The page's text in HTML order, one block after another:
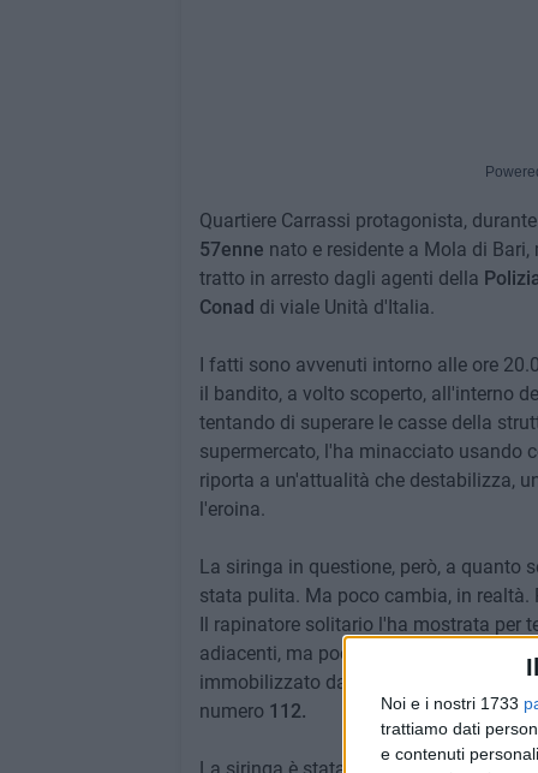
Noi e i nostri 1733
trattiamo dati
e contenuti
Quartiere Carrassi protagonista,
57enne nato e residente a Mola di
tratto in arresto dagli agenti della
Conad di viale Unità d'Italia.
I fatti sono avvenuti intorno alle ore
il bandito, a volto scoperto, all'interno
tentando di superare le casse della
supermercato, l'ha minacciato usando
riporta a un'attualità che destabilizza,
l'eroina.
La siringa in questione, però, a quanto
stata pulita. Ma poco cambia, in
Il rapinatore solitario l'ha mostrata per
adiacenti, ma poco dopo, al termine di
immobilizzato dai poliziotti delle
Volanti
numero 112.